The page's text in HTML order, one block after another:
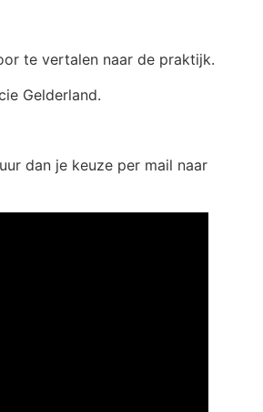
te vertalen naar de praktijk.
Gelderland.
dan je keuze per mail naar